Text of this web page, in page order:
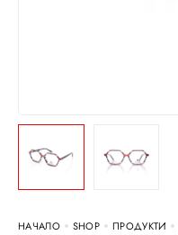
НАЧАЛО SHOP ПРОДУКТИ